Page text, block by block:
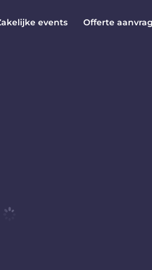
events Offerte